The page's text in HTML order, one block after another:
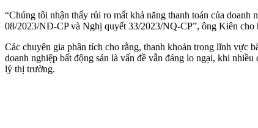
“Chúng tôi nhận thấy rủi ro mất khả năng thanh toán của
08/2023/NĐ-CP và Nghị quyết 33/2023/NQ-CP”, ông Kiên cho
Các chuyên gia phân tích cho rằng, thanh khoản trong lĩnh vực
doanh nghiệp bất động sản là vấn đề vẫn đáng lo ngại, khi
lý thị trường.